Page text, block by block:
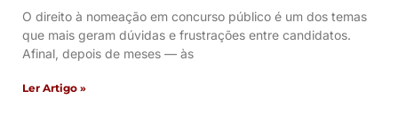
O direito à nomeação em concurso público é um dos temas
que mais geram dúvidas e frustrações entre candidatos.
Afinal, depois de meses — às
Ler Artigo »